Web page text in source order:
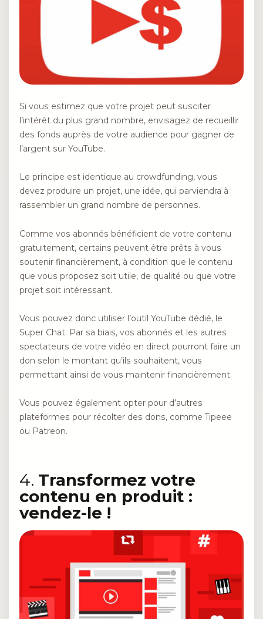
Si vous estimez que votre projet peut susciter
l’intérêt du plus grand nombre, envisagez de recueillir
des fonds auprès de votre audience pour gagner de
l’argent sur YouTube.
Le principe est identique au crowdfunding, vous
devez produire un projet, une idée, qui parviendra à
rassembler un grand nombre de personnes.
Comme vos abonnés bénéficient de votre contenu
gratuitement, certains peuvent être prêts à vous
soutenir financièrement, à condition que le contenu
que vous proposez soit utile, de qualité ou que votre
projet soit intéressant.
Vous pouvez donc utiliser l’outil YouTube dédié, le
Super Chat. Par sa biais, vos abonnés et les autres
spectateurs de votre vidéo en direct pourront faire un
don selon le montant qu’ils souhaitent, vous
permettant ainsi de vous maintenir financièrement.
Vous pouvez également opter pour d’autres
plateformes pour récolter des dons, comme Tipeee
ou Patreon.
4. Transformez votre
contenu en produit :
vendez-le !